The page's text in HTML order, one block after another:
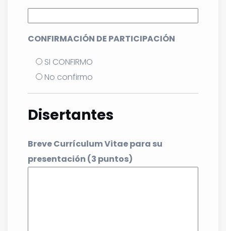
CONFIRMACIÓN DE PARTICIPACIÓN
SI CONFIRMO
No confirmo
Disertantes
Breve Currículum Vitae para su
presentación (3 puntos)